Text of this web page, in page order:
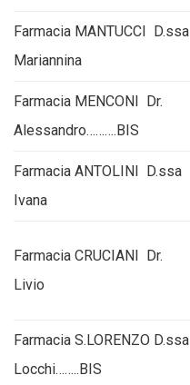
Farmacia MANTUCCI D.ssa
Mariannina
Farmacia MENCONI Dr.
Alessandro……….BIS
Farmacia ANTOLINI D.ssa
Ivana
Farmacia CRUCIANI Dr.
Livio
Farmacia S.LORENZO D.ssa
Locchi……..BIS